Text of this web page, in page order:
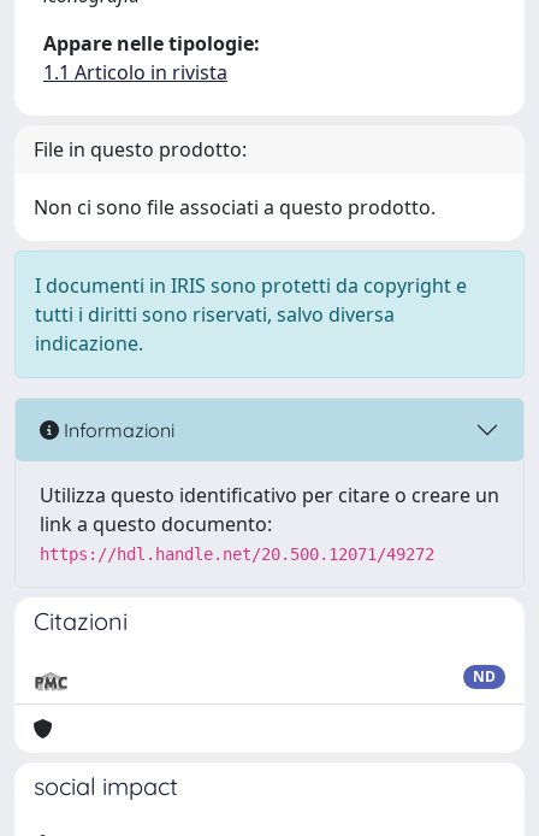
Appare nelle tipologie:
1.1 Articolo in rivista
File in questo prodotto:
Non ci sono file associati a questo prodotto.
I documenti in IRIS sono protetti da copyright e
tutti i diritti sono riservati, salvo diversa
indicazione.
Informazioni
Utilizza questo identificativo per citare o creare un
link a questo documento:
https://hdl.handle.net/20.500.12071/49272
Citazioni
ND
social impact